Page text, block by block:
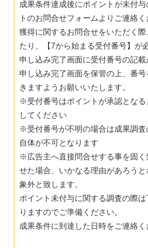
成果条件達成後にポイントが未付与
トのお問合せフォームよりご連絡く
獲得に関するお問合せをいただく
たり、【7から始まる受付番号】が
申し込み完了画面に受付番号の記載
申し込み完了画面を保管の上、番
きますようお願いいたします。
※受付番号はポイントが承認となる
してください
※受付番号が不明の場合は成果調査
自体が不可となります
※広告主へ直接問合せする事を固く
せた場合、いかなる理由があろう
象外と致します。
ポイント未付与に関する調査の際
りますのでご準備ください。
成果条件に到達した日時をご連絡く